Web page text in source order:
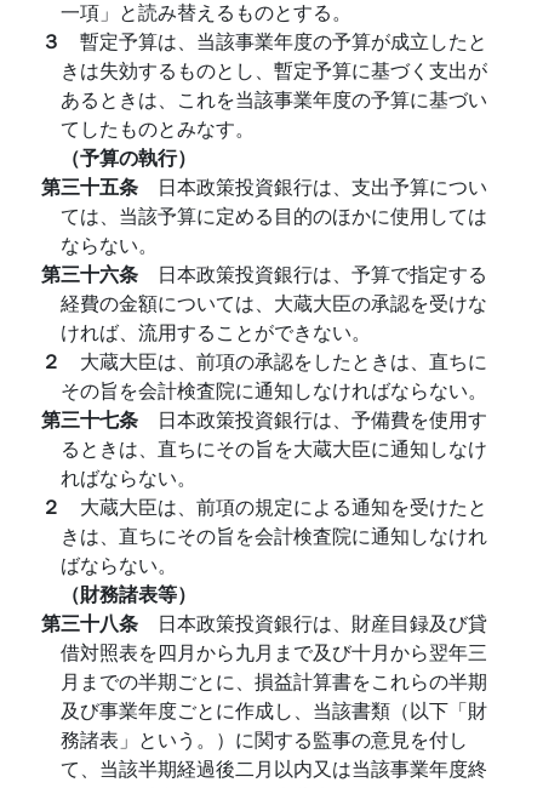
一項」と読み替えるものとする。
３ 暫定予算は、当該事業年度の予算が成立したと
きは失効するものとし、暫定予算に基づく支出が
あるときは、これを当該事業年度の予算に基づい
てしたものとみなす。
（予算の執行）
第三十五条 日本政策投資銀行は、支出予算につい
ては、当該予算に定める目的のほかに使用しては
ならない。
第三十六条 日本政策投資銀行は、予算で指定する
経費の金額については、大蔵大臣の承認を受けな
ければ、流用することができない。
２ 大蔵大臣は、前項の承認をしたときは、直ちに
その旨を会計検査院に通知しなければならない。
第三十七条 日本政策投資銀行は、予備費を使用す
るときは、直ちにその旨を大蔵大臣に通知しなけ
ればならない。
２ 大蔵大臣は、前項の規定による通知を受けたと
きは、直ちにその旨を会計検査院に通知しなけれ
ばならない。
（財務諸表等）
第三十八条 日本政策投資銀行は、財産目録及び貸
借対照表を四月から九月まで及び十月から翌年三
月までの半期ごとに、損益計算書をこれらの半期
及び事業年度ごとに作成し、当該書類（以下「財
務諸表」という。）に関する監事の意見を付し
て、当該半期経過後二月以内又は当該事業年度終